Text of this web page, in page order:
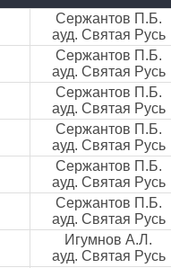
Сержантов П.Б.
ауд. Святая Русь
Сержантов П.Б.
ауд. Святая Русь
Сержантов П.Б.
ауд. Святая Русь
Сержантов П.Б.
ауд. Святая Русь
Сержантов П.Б.
ауд. Святая Русь
Сержантов П.Б.
ауд. Святая Русь
Игумнов А.Л.
ауд. Святая Русь